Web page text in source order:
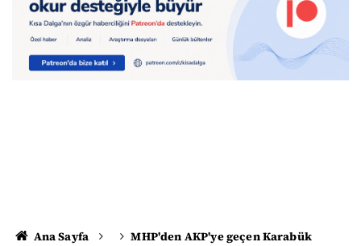
Ana Sayfa
MHP'den AKP'ye geçen Karabük